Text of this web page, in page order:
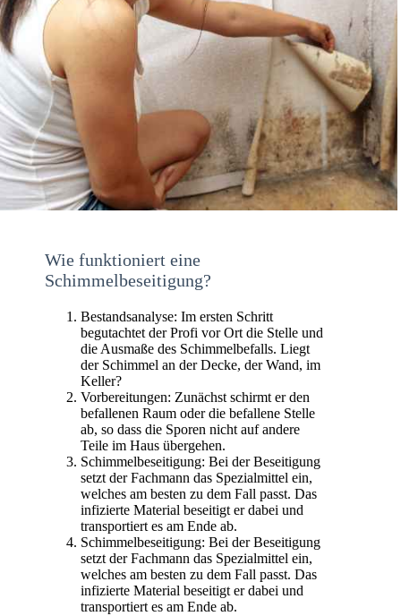
Wie funktioniert eine
Schimmelbeseitigung?
Bestandsanalyse: Im ersten Schritt
begutachtet der Profi vor Ort die Stelle und
die Ausmaße des Schimmelbefalls. Liegt
der Schimmel an der Decke, der Wand, im
Keller?
Vorbereitungen: Zunächst schirmt er den
befallenen Raum oder die befallene Stelle
ab, so dass die Sporen nicht auf andere
Teile im Haus übergehen.
Schimmelbeseitigung: Bei der Beseitigung
setzt der Fachmann das Spezialmittel ein,
welches am besten zu dem Fall passt. Das
infizierte Material beseitigt er dabei und
transportiert es am Ende ab.
Schimmelbeseitigung: Bei der Beseitigung
setzt der Fachmann das Spezialmittel ein,
welches am besten zu dem Fall passt. Das
infizierte Material beseitigt er dabei und
transportiert es am Ende ab.